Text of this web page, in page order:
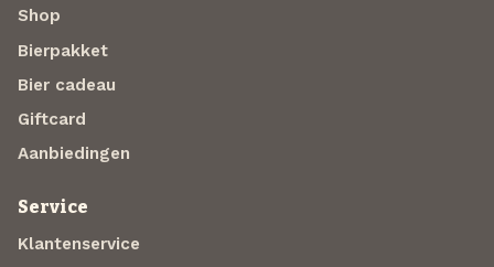
Shop
Bierpakket
Bier cadeau
Giftcard
Aanbiedingen
Service
Klantenservice